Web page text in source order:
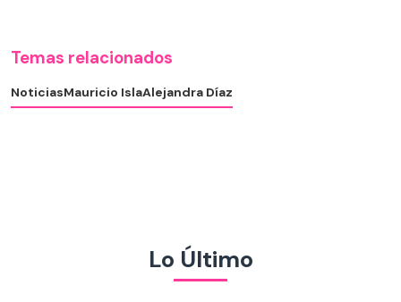
Temas relacionados
NoticiasMauricio IslaAlejandra Díaz
Lo Último